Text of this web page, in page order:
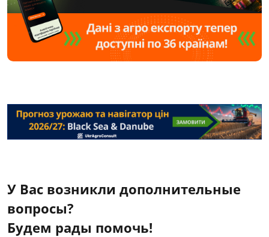
У Вас возникли дополнительные
вопросы?
Будем рады помочь!